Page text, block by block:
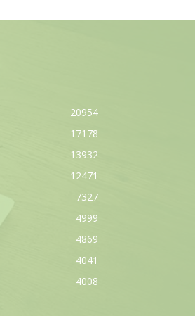
20954
17178
13932
12471
7327
4999
4869
4041
4008